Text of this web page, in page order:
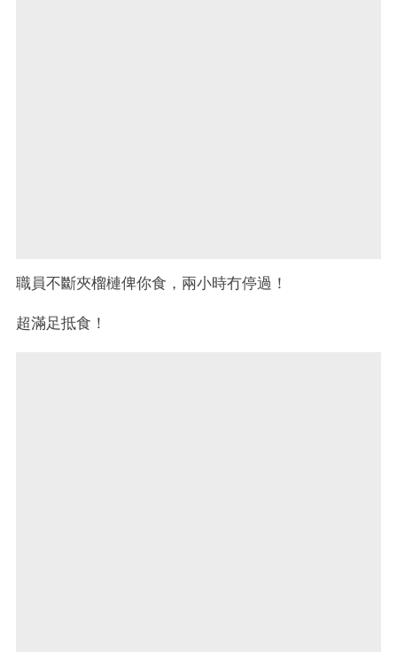
職員不斷夾榴槤俾你食，兩小時冇停過！
超滿足抵食！